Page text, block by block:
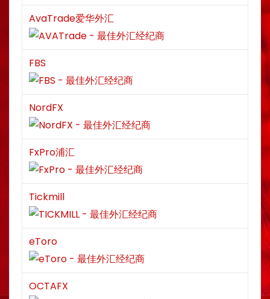
AvaTrade爱华外汇
FBS
NordFX
FxPro浦汇
Tickmill
eToro
OCTAFX